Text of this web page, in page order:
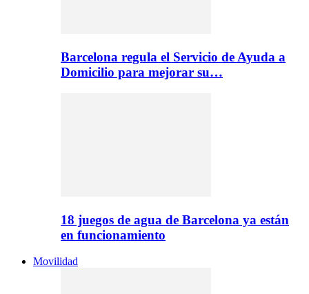
Barcelona regula el Servicio de Ayuda a
Domicilio para mejorar su…
18 juegos de agua de Barcelona ya están
en funcionamiento
Movilidad